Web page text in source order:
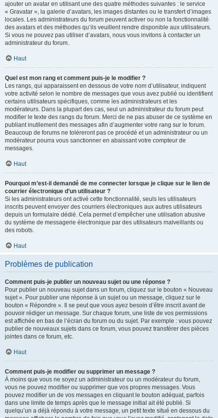
ajouter un avatar en utilisant une des quatre méthodes suivantes : le service
« Gravatar », la galerie d’avatars, les images distantes ou le transfert d’images
locales. Les administrateurs du forum peuvent activer ou non la fonctionnalité
des avatars et des méthodes qu’ils veuillent rendre disponible aux utilisateurs.
Si vous ne pouvez pas utiliser d’avatars, nous vous invitons à contacter un
administrateur du forum.
Haut
Quel est mon rang et comment puis-je le modifier ?
Les rangs, qui apparaissent en dessous de votre nom d’utilisateur, indiquent
votre activité selon le nombre de messages que vous avez publié ou identifient
certains utilisateurs spécifiques, comme les administrateurs et les
modérateurs. Dans la plupart des cas, seul un administrateur du forum peut
modifier le texte des rangs du forum. Merci de ne pas abuser de ce système en
publiant inutilement des messages afin d’augmenter votre rang sur le forum.
Beaucoup de forums ne toléreront pas ce procédé et un administrateur ou un
modérateur pourra vous sanctionner en abaissant votre compteur de
messages.
Haut
Pourquoi m’est-il demandé de me connecter lorsque je clique sur le lien de
courrier électronique d’un utilisateur ?
Si les administrateurs ont activé cette fonctionnalité, seuls les utilisateurs
inscrits peuvent envoyer des courriers électroniques aux autres utilisateurs
depuis un formulaire dédié. Cela permet d’empêcher une utilisation abusive
du système de messagerie électronique par des utilisateurs malveillants ou
des robots.
Haut
Problèmes de publication
Comment puis-je publier un nouveau sujet ou une réponse ?
Pour publier un nouveau sujet dans un forum, cliquez sur le bouton « Nouveau
sujet ». Pour publier une réponse à un sujet ou un message, cliquez sur le
bouton « Répondre ». Il se peut que vous ayez besoin d’être inscrit avant de
pouvoir rédiger un message. Sur chaque forum, une liste de vos permissions
est affichée en bas de l’écran du forum ou du sujet. Par exemple : vous pouvez
publier de nouveaux sujets dans ce forum, vous pouvez transférer des pièces
jointes dans ce forum, etc.
Haut
Comment puis-je modifier ou supprimer un message ?
À moins que vous ne soyez un administrateur ou un modérateur du forum,
vous ne pouvez modifier ou supprimer que vos propres messages. Vous
pouvez modifier un de vos messages en cliquant le bouton adéquat, parfois
dans une limite de temps après que le message initial ait été publié. Si
quelqu’un a déjà répondu à votre message, un petit texte situé en dessous du